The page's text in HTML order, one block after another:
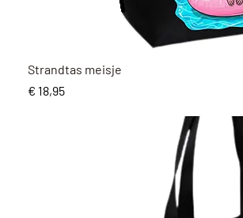
Strandtas meisje
Prijs
€ 18,95